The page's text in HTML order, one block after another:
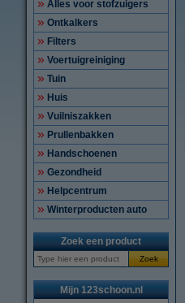
Alles voor stofzuigers
Ontkalkers
Filters
Voertuigreiniging
Tuin
Huis
Vuilniszakken
Prullenbakken
Handschoenen
Gezondheid
Helpcentrum
Winterproducten auto
Zoek een product
Zoek
Mijn 123schoon.nl